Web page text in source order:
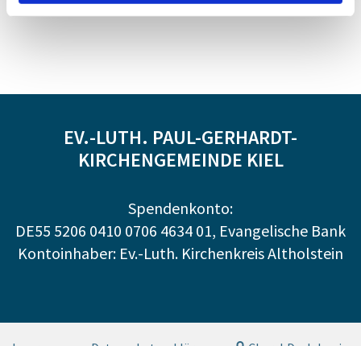
EV.-LUTH. PAUL-GERHARDT-
KIRCHENGEMEINDE KIEL
Spendenkonto:
DE55 5206 0410 0706 4634 01, Evangelische Bank
Kontoinhaber: Ev.-Luth. Kirchenkreis Altholstein